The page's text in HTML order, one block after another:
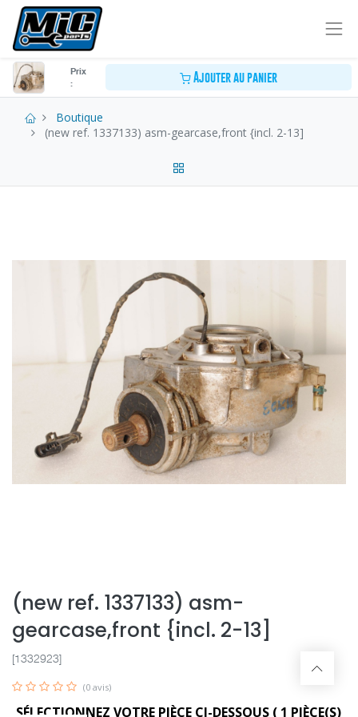
Prix
:
Ajouter au panier
Boutique
(new ref. 1337133) asm-gearcase,front {incl. 2-13]
(new ref. 1337133) asm-
gearcase,front {incl. 2-13]
[1332923]
(0 avis)
SÉLECTIONNEZ VOTRE PIÈCE CI-DESSOUS ( 1 PIÈCE(S)